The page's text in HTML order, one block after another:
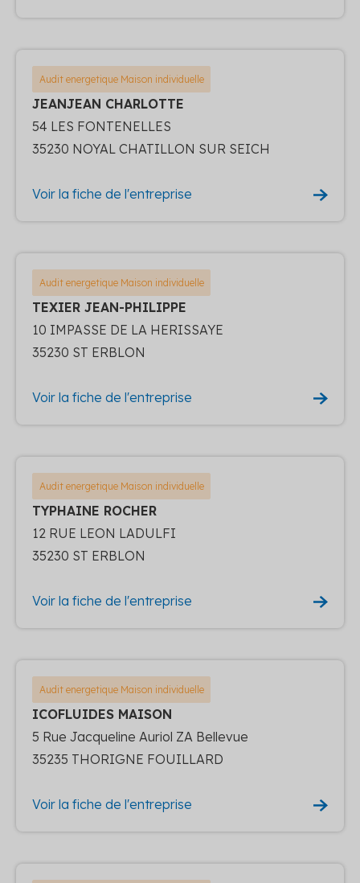
Audit energetique Maison individuelle
JEANJEAN CHARLOTTE
54 LES FONTENELLES
35230 NOYAL CHATILLON SUR SEICH
Voir la fiche de l'entreprise
Audit energetique Maison individuelle
TEXIER JEAN-PHILIPPE
10 IMPASSE DE LA HERISSAYE
35230 ST ERBLON
Voir la fiche de l'entreprise
Audit energetique Maison individuelle
TYPHAINE ROCHER
12 RUE LEON LADULFI
35230 ST ERBLON
Voir la fiche de l'entreprise
Audit energetique Maison individuelle
ICOFLUIDES MAISON
5 Rue Jacqueline Auriol ZA Bellevue
35235 THORIGNE FOUILLARD
Voir la fiche de l'entreprise